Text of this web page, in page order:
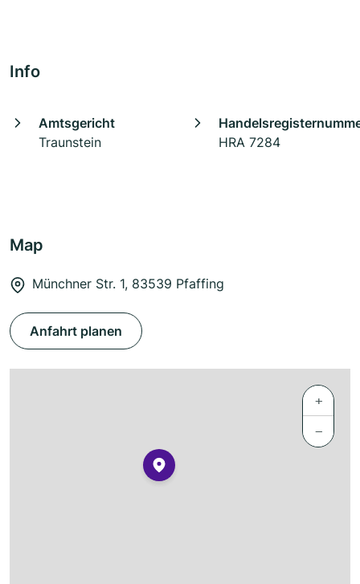
Info
Amtsgericht
Traunstein
HRA 7284
Map
Münchner Str. 1, 83539 Pfaffing
Anfahrt planen
+
−